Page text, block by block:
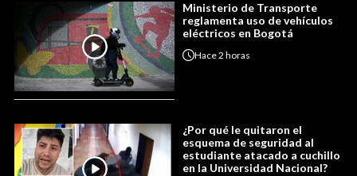
Ministerio de Transporte
reglamenta uso de vehículos
eléctricos en Bogotá
Hace2 horas
¿Por qué le quitaron el
esquema de seguridad al
estudiante atacado a cuchillo
en la Universidad Nacional?